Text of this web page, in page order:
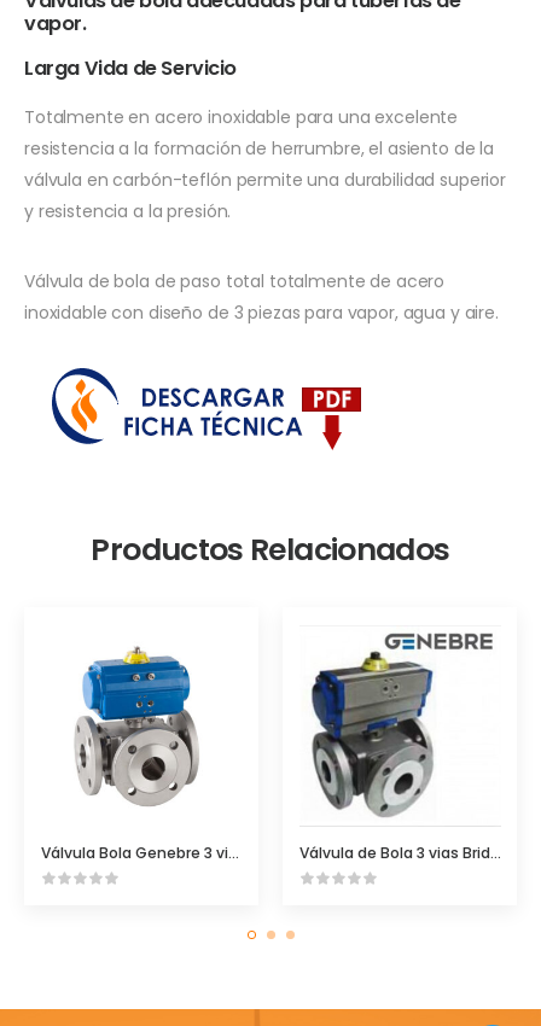
vapor.
Larga Vida de Servicio
Totalmente en acero inoxidable para una excelente
resistencia a la formación de herrumbre, el asiento de la
válvula en carbón-teflón permite una durabilidad superior
y resistencia a la presión.
Válvula de bola de paso total totalmente de acero
inoxidable con diseño de 3 piezas para vapor, agua y aire.
Productos Relacionados
Válvula Bola Genebre 3 vias bridada Válvula de Bola 3 vias Bridada